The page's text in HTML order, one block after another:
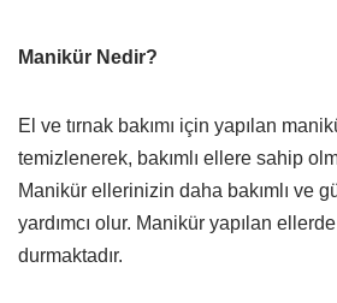
Manikür Nedir?
El ve tırnak bakımı için yapılan
temizlenerek, bakımlı ellere sahip
Manikür ellerinizin daha bakımlı ve
yardımcı olur. Manikür yapılan
durmaktadır.